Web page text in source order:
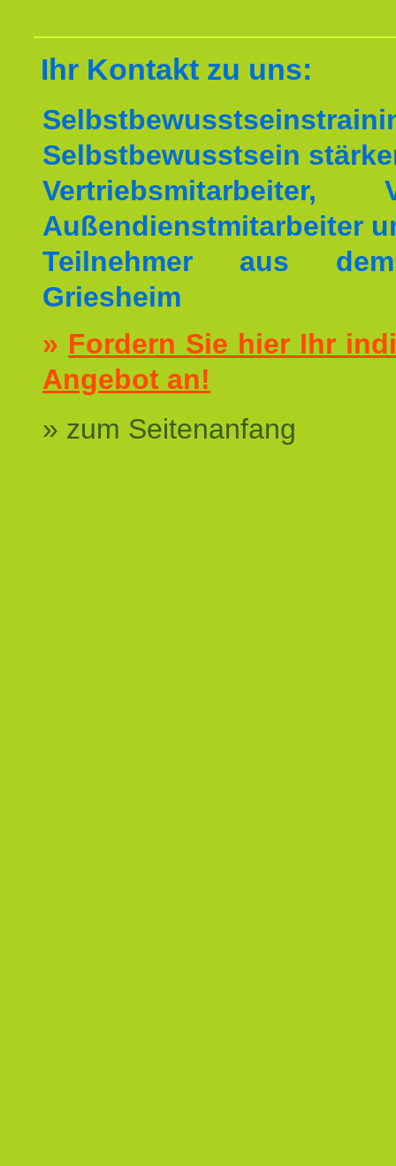
Ihr Kontakt zu uns:
Selbstbewusstsein
Vertriebsmitarbeiter,
Außendienstmitarbeiter
Teilnehmer aus
Griesheim
» Fordern Sie hier Ihr
Angebot an!
» zum Seitenanfang